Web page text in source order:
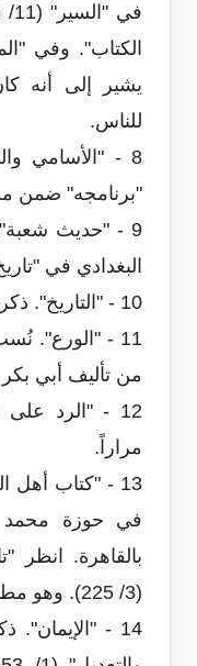
يشير إلى أنه
للناس.
8 - "الأسامي
"برنامجه" ضمن
9 - "حديث
البغدادي في "تاريخ
10 - "التاريخ". ذكره ابن الجوزي.
11 - "الورع".
من تأليف أبي
12 - "الرد
مراراً.
13 - "كتاب أهل
في حوزة محمد
بالقاهرة. انظر
(3/ 225). وهو مطبوع.
14 -